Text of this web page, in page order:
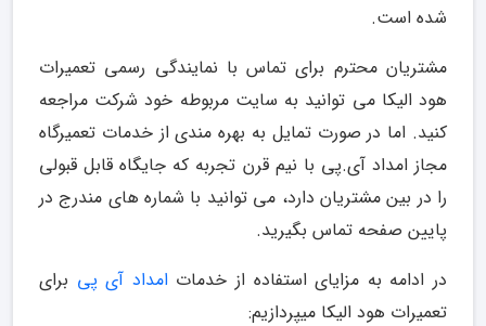
شده است.
مشتریان محترم برای تماس با نمایندگی رسمی تعمیرات
هود الیکا می توانید به سایت مربوطه خود شرکت مراجعه
کنید. اما در صورت تمایل به بهره مندی از خدمات تعمیرگاه
مجاز امداد آی.پی با نیم قرن تجربه که جایگاه قابل قبولی
را در بین مشتریان دارد، می توانید با شماره های مندرج در
پایین صفحه تماس بگیرید.
در ادامه به مزایای استفاده از خدمات امداد آی پی برای
تعمیرات هود الیکا میپردازیم: